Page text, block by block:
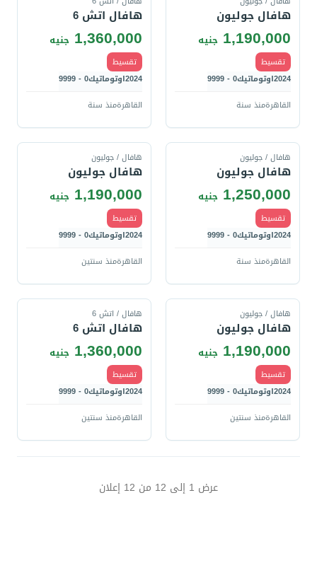
هافال جوليون
1,190,000 جنيه
تقسيط
2024اوتوماتيك0 - 9999
القاهرةمنذ سنة
هافال اتش 6
1,360,000 جنيه
تقسيط
2024اوتوماتيك0 - 9999
القاهرةمنذ سنة
هافال / جوليون
هافال جوليون
1,250,000 جنيه
تقسيط
2024اوتوماتيك0 - 9999
القاهرةمنذ سنة
هافال / جوليون
هافال جوليون
1,190,000 جنيه
تقسيط
2024اوتوماتيك0 - 9999
القاهرةمنذ سنتين
هافال / جوليون
هافال جوليون
1,190,000 جنيه
تقسيط
2024اوتوماتيك0 - 9999
القاهرةمنذ سنتين
هافال / اتش 6
هافال اتش 6
1,360,000 جنيه
تقسيط
2024اوتوماتيك0 - 9999
القاهرةمنذ سنتين
عرض 1 إلى 12 من 12 إعلان